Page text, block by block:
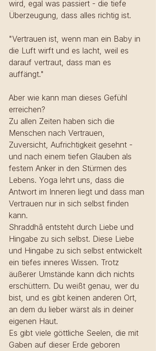
wird, egal was passiert - die tiefe
Überzeugung, dass alles richtig ist.
"Vertrauen ist, wenn man ein Baby in
die Luft wirft und es lacht, weil es
darauf vertraut, dass man es
auffängt."
Aber wie kann man dieses Gefühl
erreichen?
Zu allen Zeiten haben sich die
Menschen nach Vertrauen,
Zuversicht, Aufrichtigkeit gesehnt -
und nach einem tiefen Glauben als
festem Anker in den Stürmen des
Lebens. Yoga lehrt uns, dass die
Antwort im Inneren liegt und dass man
Vertrauen nur in sich selbst finden
kann.
Shraddhā entsteht durch Liebe und
Hingabe zu sich selbst. Diese Liebe
und Hingabe zu sich selbst entwickelt
ein tiefes inneres Wissen. Trotz
äußerer Umstände kann dich nichts
erschüttern. Du weißt genau, wer du
bist, und es gibt keinen anderen Ort,
an dem du lieber wärst als in deiner
eigenen Haut.
Es gibt viele göttliche Seelen, die mit
Gaben auf dieser Erde geboren